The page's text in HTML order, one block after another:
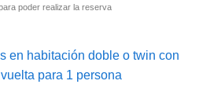
poder realizar la reserva